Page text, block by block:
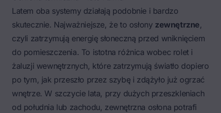
Latem oba systemy działają podobnie i bardzo
skutecznie. Najważniejsze, że to osłony zewnętrzne,
czyli zatrzymują energię słoneczną przed wniknięciem
do pomieszczenia. To istotna różnica wobec rolet i
żaluzji wewnętrznych, które zatrzymują światło dopiero
po tym, jak przeszło przez szybę i zdążyło już ogrzać
wnętrze. W szczycie lata, przy dużych przeszkleniach
od południa lub zachodu, zewnętrzna osłona potrafi